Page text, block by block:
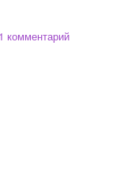
1 комментарий